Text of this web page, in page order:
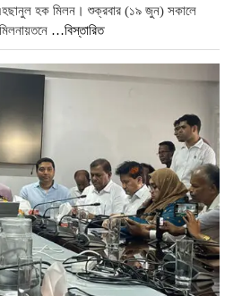
এহছানুল হক মিলন। শুক্রবার (১৯ জুন) সকালে
…বিস্তারিত